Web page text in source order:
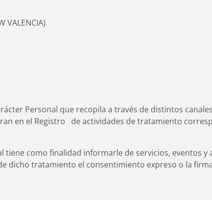
VALENCIA)
Personal que recopila a través de distintos
en el Registro de actividades de tratamiento
como finalidad informarle de servicios, eventos y
dicho tratamiento el consentimiento expreso o la